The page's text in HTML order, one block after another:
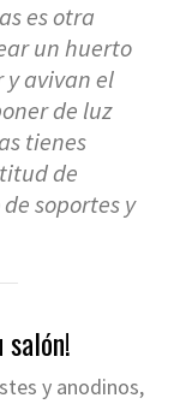
es otra
un huerto
y avivan el
de luz
tienes
de
soportes y
y anodinos,